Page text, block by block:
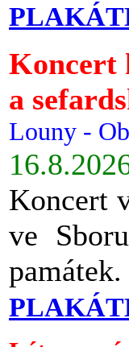
Koncert
a
Louny -
Koncert
ve
památek.